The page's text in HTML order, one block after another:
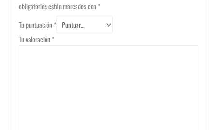
obligatorios están marcados con*
Tu puntuación*
Tu valoración*